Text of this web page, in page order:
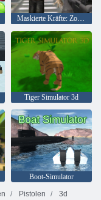
Maskierte Kräfte: Zombie-Überleben
Tiger Simulator 3d
Boot-Simulator
Pistolen
3d